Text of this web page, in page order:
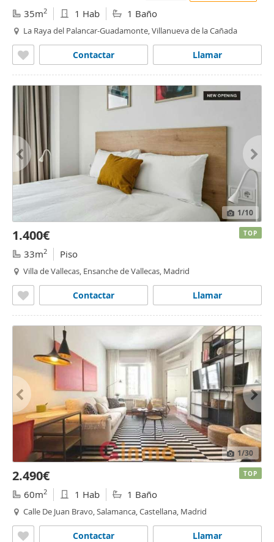
35m2 1 Hab 1 Baño
La Raya del Palancar-Guadamonte, Villanueva de la Cañada
Llamar
Contactar
1/10
1.400€
33m2 Piso
Villa de Vallecas, Ensanche de Vallecas, Madrid
Llamar
Contactar
TOP
1/30
2.490€
60m2 1 Hab 1 Baño
Calle De Juan Bravo, Salamanca, Castellana, Madrid
Llamar
Contactar
TOP